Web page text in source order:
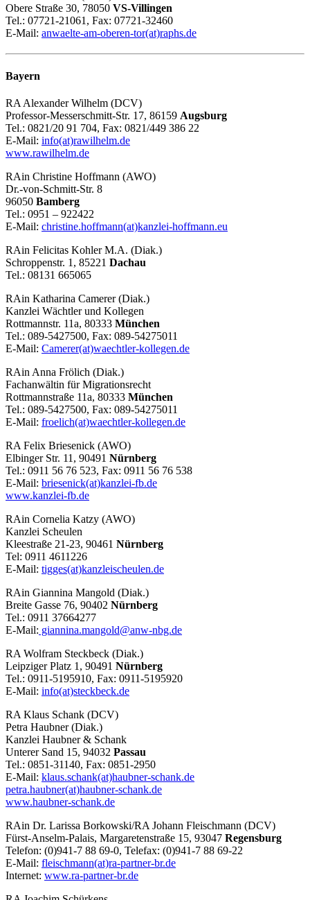
Obere Straße 30, 78050 VS-Villingen
Tel.: 07721-21061, Fax: 07721-32460
E-Mail: anwaelte-am-oberen-tor(at)raphs.de
Bayern
RA Alexander Wilhelm (DCV)
Professor-Messerschmitt-Str. 17, 86159 Augsburg
Tel.: 0821/20 91 704, Fax: 0821/449 386 22
E-Mail: info(at)rawilhelm.de
www.rawilhelm.de
RAin Christine Hoffmann (AWO)
Dr.-von-Schmitt-Str. 8
96050 Bamberg
Tel.: 0951 – 922422
E-Mail: christine.hoffmann(at)kanzlei-hoffmann.eu
RAin Felicitas Kohler M.A. (Diak.)
Schroppenstr. 1, 85221 Dachau
Tel.: 08131 665065
RAin Katharina Camerer (Diak.)
Kanzlei Wächtler und Kollegen
Rottmannstr. 11a, 80333 München
Tel.: 089-5427500, Fax: 089-54275011
E-Mail: Camerer(at)waechtler-kollegen.de
RAin Anna Frölich (Diak.)
Fachanwältin für Migrationsrecht
Rottmannstraße 11a, 80333 München
Tel.: 089-5427500, Fax: 089-54275011
E-Mail: froelich(at)waechtler-kollegen.de
RA Felix Briesenick (AWO)
Elbinger Str. 11, 90491 Nürnberg
Tel.: 0911 56 76 523, Fax: 0911 56 76 538
E-Mail: briesenick(at)kanzlei-fb.de
www.kanzlei-fb.de
RAin Cornelia Katzy (AWO)
Kanzlei Scheulen
Kleestraße 21-23, 90461 Nürnberg
Tel: 0911 4611226
E-Mail: tigges(at)kanzleischeulen.de
RAin Giannina Mangold (Diak.)
Breite Gasse 76, 90402 Nürnberg
Tel.: 0911 37664277
E-Mail: giannina.mangold@anw-nbg.de
RA Wolfram Steckbeck (Diak.)
Leipziger Platz 1, 90491 Nürnberg
Tel.: 0911-5195910, Fax: 0911-5195920
E-Mail: info(at)steckbeck.de
RA Klaus Schank (DCV)
Petra Haubner (Diak.)
Kanzlei Haubner & Schank
Unterer Sand 15, 94032 Passau
Tel.: 0851-31140, Fax: 0851-2950
E-Mail: klaus.schank(at)haubner-schank.de
petra.haubner(at)haubner-schank.de
www.haubner-schank.de
RAin Dr. Larissa Borkowski/RA Johann Fleischmann (DCV)
Fürst-Anselm-Palais, Margaretenstraße 15, 93047 Regensburg
Telefon: (0)941-7 88 69-0, Telefax: (0)941-7 88 69-22
E-Mail: fleischmann(at)ra-partner-br.de
Internet: www.ra-partner-br.de